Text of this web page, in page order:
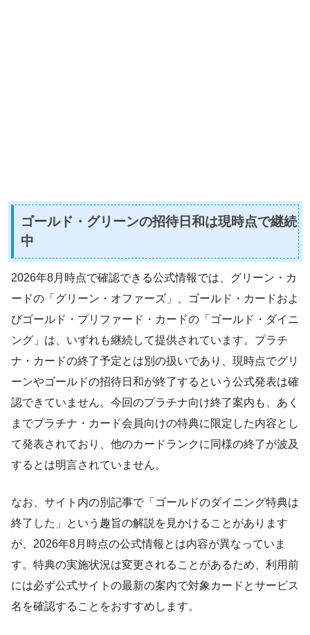
ゴールド・グリーンの招待日和は現時点で継続
中
2026年8月時点で確認できる公式情報では、グリーン・カ
ードの「グリーン・オファーズ」、ゴールド・カードおよ
びゴールド・プリファード・カードの「ゴールド・ダイニ
ング」は、いずれも継続して提供されています。プラチ
ナ・カードの終了予定とは別の扱いであり、現時点でグリ
ーンやゴールドの招待日和が終了するという公式発表は確
認できていません。今回のプラチナ向け終了案内も、あく
までプラチナ・カード会員向けの特典に限定した内容とし
て発表されており、他のカードランクに同様の終了が波及
するとは明言されていません。
なお、サイト内の別記事で「ゴールドのダイニング特典は
終了した」という趣旨の解説を見かけることがあります
が、2026年8月時点の公式情報とは内容が異なっていま
す。特典の実施状況は変更されることがあるため、利用前
には必ず公式サイトの最新の案内で対象カードとサービス
名を確認することをおすすめします。